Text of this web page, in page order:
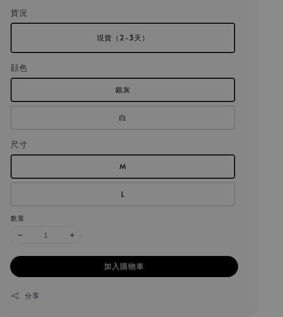
貨況
現貨（2-3天）
顔色
銀灰
白
尺寸
M
L
數量
加入購物車
分享